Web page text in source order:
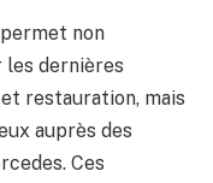
non
dernières
restauration, mais
auprès des
Ces